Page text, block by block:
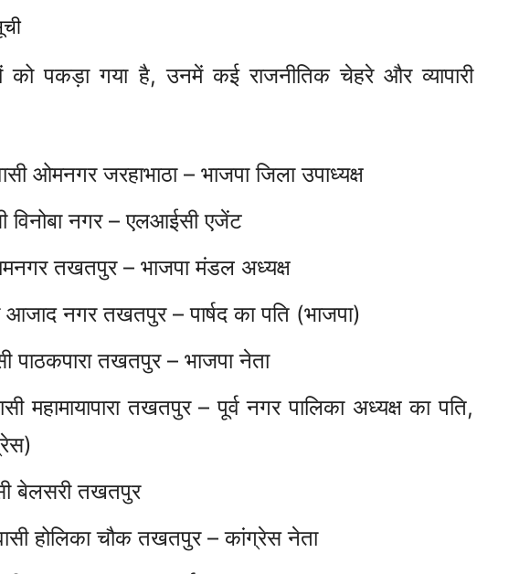
को पकड़ा गया है, उनमें कई राजनीतिक चेहरे और व्यापारी
ओमनगर जरहाभाठा – भाजपा जिला उपाध्यक्ष
विनोबा नगर – एलआईसी एजेंट
तखतपुर – भाजपा मंडल अध्यक्ष
आजाद नगर तखतपुर – पार्षद का पति (भाजपा)
पाठकपारा तखतपुर – भाजपा नेता
महामायापारा तखतपुर – पूर्व नगर पालिका अध्यक्ष का पति,
बेलसरी तखतपुर
होलिका चौक तखतपुर – कांग्रेस नेता